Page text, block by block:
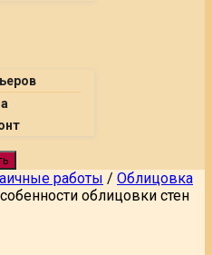
работы / Облицовка
облицовки стен